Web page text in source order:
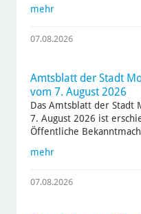
mehr
07.08.2026
Amtsblatt der Stadt
vom 7. August 2026
Das Amtsblatt der Stadt
7. August 2026 ist
Öffentliche
mehr
07.08.2026